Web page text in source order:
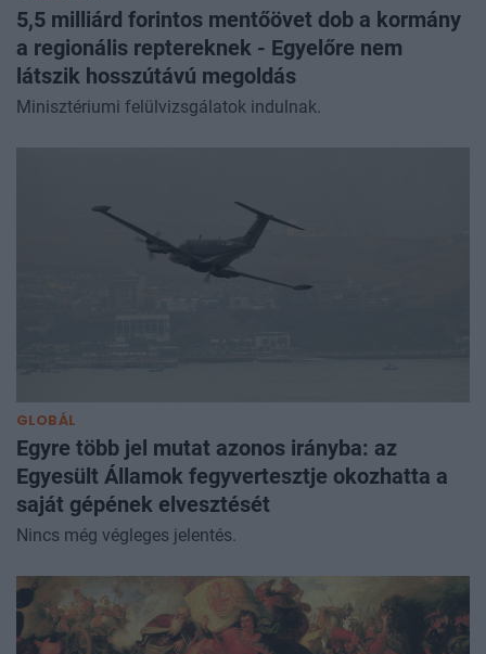
5,5 milliárd forintos mentőövet dob a kormány
a regionális reptereknek - Egyelőre nem
látszik hosszútávú megoldás
Minisztériumi felülvizsgálatok indulnak.
GLOBÁL
Egyre több jel mutat azonos irányba: az
Egyesült Államok fegyvertesztje okozhatta a
saját gépének elvesztését
Nincs még végleges jelentés.